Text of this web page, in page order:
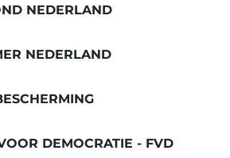
NEDERLAND
NEDERLAND
DEMOCRATIE - FVD